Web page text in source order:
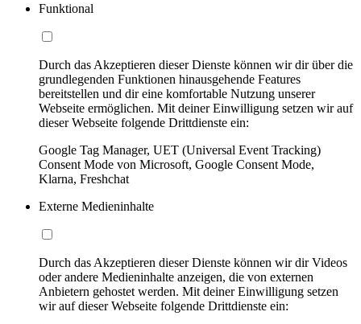
Funktional
Durch das Akzeptieren dieser Dienste können wir dir über die
grundlegenden Funktionen hinausgehende Features
bereitstellen und dir eine komfortable Nutzung unserer
Webseite ermöglichen. Mit deiner Einwilligung setzen wir auf
dieser Webseite folgende Drittdienste ein:
Google Tag Manager, UET (Universal Event Tracking)
Consent Mode von Microsoft, Google Consent Mode,
Klarna, Freshchat
Externe Medieninhalte
Durch das Akzeptieren dieser Dienste können wir dir Videos
oder andere Medieninhalte anzeigen, die von externen
Anbietern gehostet werden. Mit deiner Einwilligung setzen
wir auf dieser Webseite folgende Drittdienste ein: